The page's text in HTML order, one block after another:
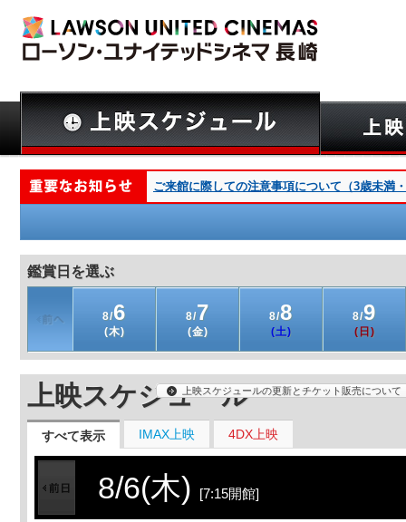
ご来館に際しての注意事項について（3歳未満
鑑賞日を選ぶ
8/6
(木)
8/7
(金)
8/8
(土)
8/9
(日)
上映スケジュール
すべて表示 IMAX上映 4DX上映
上映スケジュールの更新とチケット販売について
8/6(木) [7:15開館]